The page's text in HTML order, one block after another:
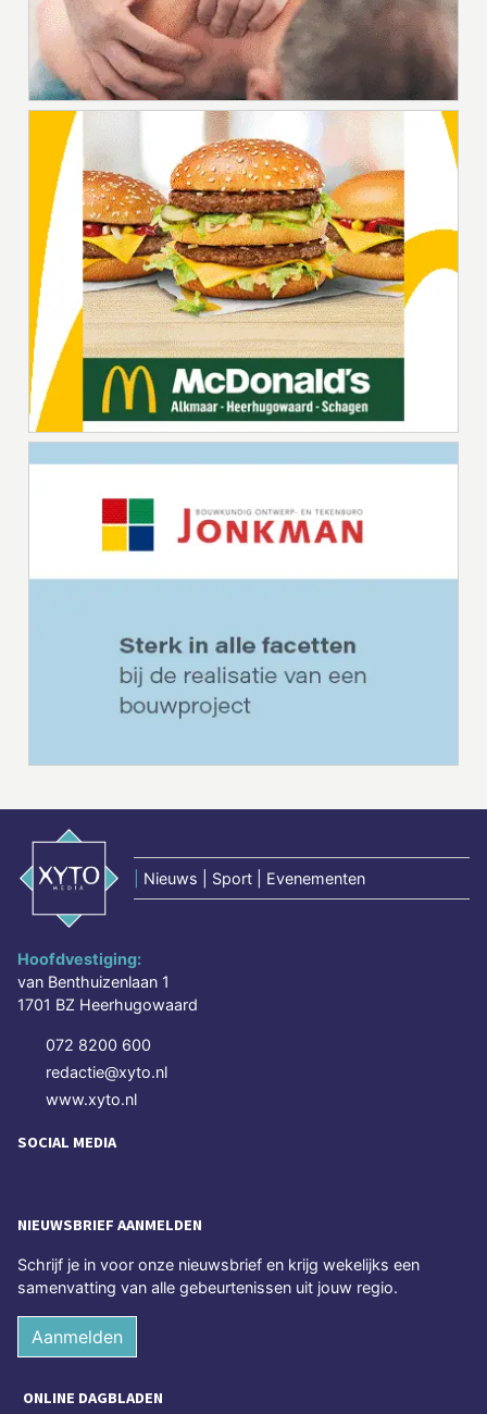
Nieuws | Sport | Evenementen
Hoofdvestiging:
van Benthuizenlaan 1
1701 BZ Heerhugowaard
072 8200 600
redactie@xyto.nl
www.xyto.nl
SOCIAL MEDIA
NIEUWSBRIEF AANMELDEN
Schrijf je in voor onze nieuwsbrief en krijg wekelijks een
samenvatting van alle gebeurtenissen uit jouw regio.
Aanmelden
ONLINE DAGBLADEN